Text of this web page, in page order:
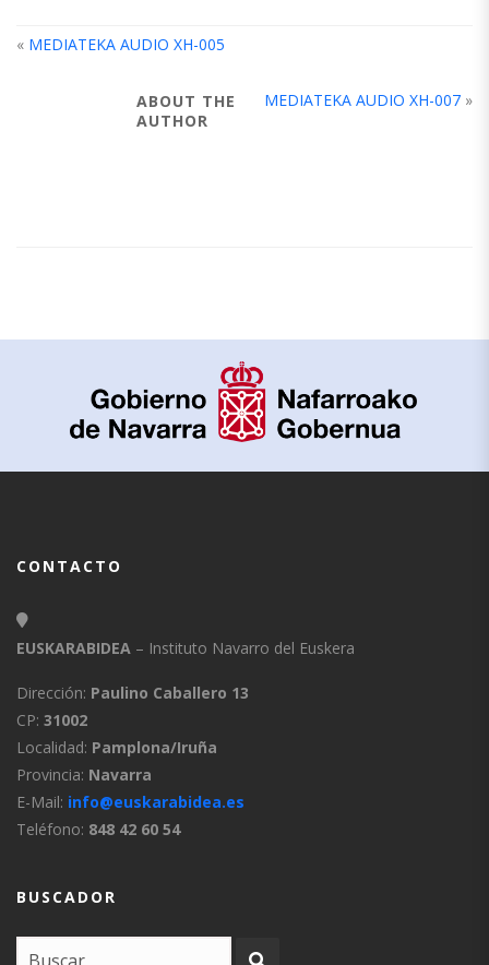
« MEDIATEKA AUDIO XH-005
MEDIATEKA AUDIO XH-007 »
ABOUT THE
AUTHOR
CONTACTO
EUSKARABIDEA – Instituto Navarro del Euskera
Dirección: Paulino Caballero 13
CP: 31002
Localidad: Pamplona/Iruña
Provincia: Navarra
E-Mail: info@euskarabidea.es
Teléfono: 848 42 60 54
BUSCADOR